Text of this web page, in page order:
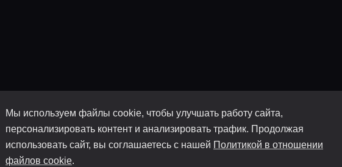
Мы используем файлы cookie, чтобы улучшать работу сайта,
персонализировать контент и анализировать трафик. Продолжая
использовать сайт, вы соглашаетесь с нашей Политикой в отношении
файлов cookie.